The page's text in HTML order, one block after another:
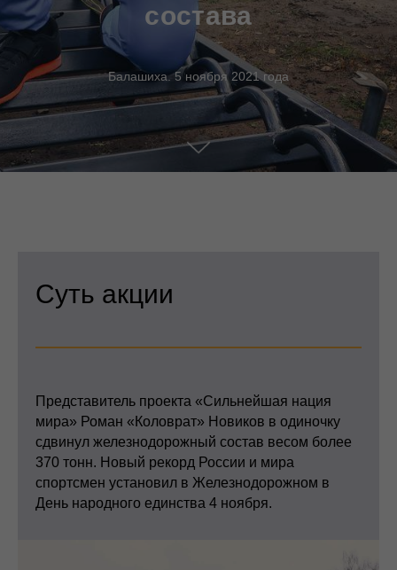
состава
Балашиха. 5 ноября 2021 года
Суть акции
Представитель проекта «Сильнейшая нация
мира» Роман «Коловрат» Новиков в одиночку
сдвинул железнодорожный состав весом более
370 тонн. Новый рекорд России и мира
спортсмен установил в Железнодорожном в
День народного единства 4 ноября.